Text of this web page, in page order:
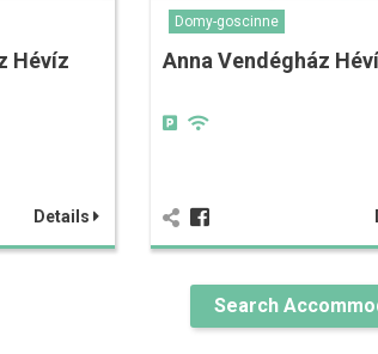
Hévíz
Details
Domy-goscinne
Anna Vendégház
Search